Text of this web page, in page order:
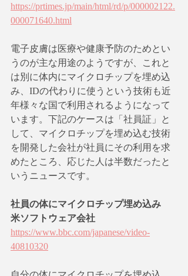
https://prtimes.jp/main/html/rd/p/000002122.
000071640.html
電子皮膚は医療や健康予防のためとい
うのが主な用途のようですが、これと
は別に体内にマイクロチップを埋め込
み、IDの代わりに使うという技術も近
年様々な国で利用されるようになって
います。下記のケースは「社員証」と
して、マイクロチップを埋め込む技術
を開発した会社が社員にその利用を求
めたところ、応じた人は半数だったと
いうニュースです。
社員の体にマイクロチップ埋め込み
米ソフトウェア会社
https://www.bbc.com/japanese/video-
40810320